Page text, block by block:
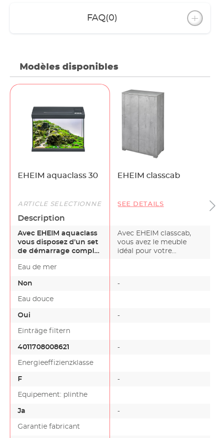
l'ouverture de nourriture.
FAQ(0)
Modèles disponibles
EHEIM aquaclass 30 EHEIM classcab
ARTICLE SÉLECTIONNÉ SEE DETAILS
Description
Avec EHEIM aquaclass
vous disposez d'un set
de démarrage complet
Avec EHEIM classcab,
vous avez le meuble
idéal pour votre
Eau de mer
Non -
Eau douce
Oui -
Einträge filtern
4011708008621 -
Energieeffizienzklasse
F -
Equipement: plinthe
Ja -
Garantie fabricant